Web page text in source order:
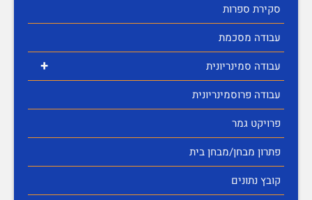
סקירת ספרות
עבודה מסכמת
+
עבודה סמינריונית
עבודה פרוסמינריונית
פרויקט גמר
פתרון מבחן/מבחן בית
קובץ נתונים